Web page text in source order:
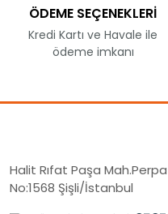
ÖDEME SEÇENEKLERİ
Kredi Kartı ve Havale ile
ödeme imkanı
Halit Rıfat Paşa
No:1568 Şişli/İstanbul